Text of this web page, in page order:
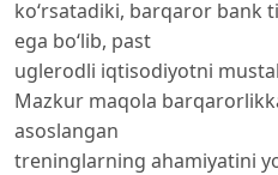
ko‘rsatadiki, barqaror bank
ega bo‘lib, past
uglerodli iqtisodiyotni
Mazkur maqola
asoslangan
treninglarning ahamiyatini